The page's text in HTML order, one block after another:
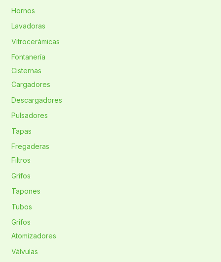
Hornos
Lavadoras
Vitrocerámicas
Fontanería
Cisternas
Cargadores
Descargadores
Pulsadores
Tapas
Fregaderas
Filtros
Grifos
Tapones
Tubos
Grifos
Atomizadores
Válvulas